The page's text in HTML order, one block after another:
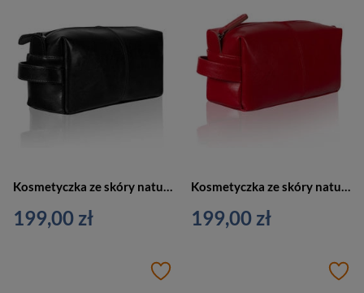
Kosmetyczka ze skóry naturalnej unisex Tizano KM1 podróżna z rączką czarna
199,00 zł
Kosmetyczka ze skóry naturalnej unisex Tizano KM1 podróżna z rączką czerwona
199,00 zł